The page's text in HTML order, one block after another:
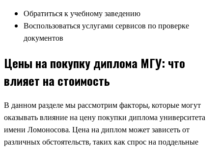
Обратиться к учебному заведению
Воспользоваться услугами сервисов по проверке
документов
Цены на покупку диплома МГУ: что
влияет на стоимость
В данном разделе мы рассмотрим факторы, которые могут
оказывать влияние на цену покупки диплома университета
имени Ломоносова. Цена на диплом может зависеть от
различных обстоятельств, таких как спрос на поддельные